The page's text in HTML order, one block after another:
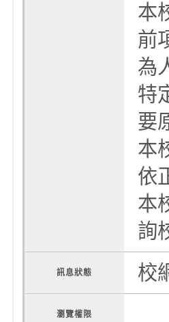
本
前
為
特
要
本
依
本
詢
訊息狀態 校
瀏覽權限